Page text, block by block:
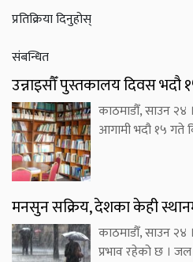
प्रतिक्रिया दिनुहोस्
संबन्धित
उन्नाइसौँ पुस्तकालय दिवस भदौ
काठमाडौँ, साउन २४
आगामी भदौ १५ गते
मनसुन सक्रिय, देशका केही
काठमाडौँ, साउन
प्रभाव रहेको छ ।